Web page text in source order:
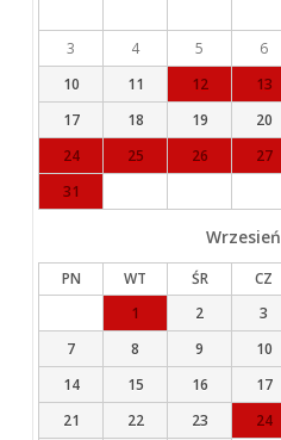
3
4 5 6
10
11 12 13
17
18 19 20
24
25 26 27
31
Wrzesień
PN WT ŚR CZ
1
2 3
7
8 9 10
14
15 16 17
21
22 23 24